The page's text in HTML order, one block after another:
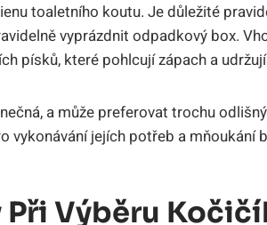
toaletního koutu. Je důležité
vyprázdnit​ odpadkový box.⁤
písků, ‍které pohlcují zápach a
a může preferovat trochu
vykonávání jejích potřeb a mňoukání
Výběru